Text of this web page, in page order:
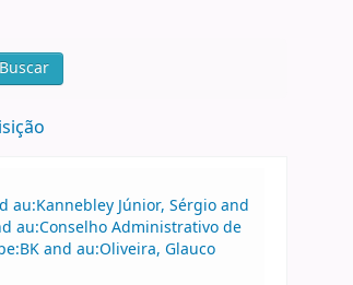
Buscar
au:Kannebley Júnior, Sérgio and
au:Conselho Administrativo de
and au:Oliveira, Glauco